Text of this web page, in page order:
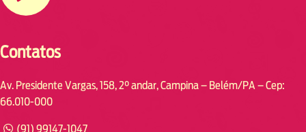
Contatos
Av. Presidente Vargas, 158, 2° andar, Campina – Belém/PA – Cep:
66.010-000
(91) 99147-1047